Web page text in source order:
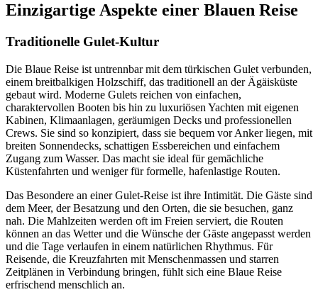
Einzigartige Aspekte einer Blauen Reise
Traditionelle Gulet-Kultur
Die Blaue Reise ist untrennbar mit dem türkischen Gulet verbunden,
einem breitbalkigen Holzschiff, das traditionell an der Ägäisküste
gebaut wird. Moderne Gulets reichen von einfachen,
charaktervollen Booten bis hin zu luxuriösen Yachten mit eigenen
Kabinen, Klimaanlagen, geräumigen Decks und professionellen
Crews. Sie sind so konzipiert, dass sie bequem vor Anker liegen, mit
breiten Sonnendecks, schattigen Essbereichen und einfachem
Zugang zum Wasser. Das macht sie ideal für gemächliche
Küstenfahrten und weniger für formelle, hafenlastige Routen.
Das Besondere an einer Gulet-Reise ist ihre Intimität. Die Gäste sind
dem Meer, der Besatzung und den Orten, die sie besuchen, ganz
nah. Die Mahlzeiten werden oft im Freien serviert, die Routen
können an das Wetter und die Wünsche der Gäste angepasst werden
und die Tage verlaufen in einem natürlichen Rhythmus. Für
Reisende, die Kreuzfahrten mit Menschenmassen und starren
Zeitplänen in Verbindung bringen, fühlt sich eine Blaue Reise
erfrischend menschlich an.